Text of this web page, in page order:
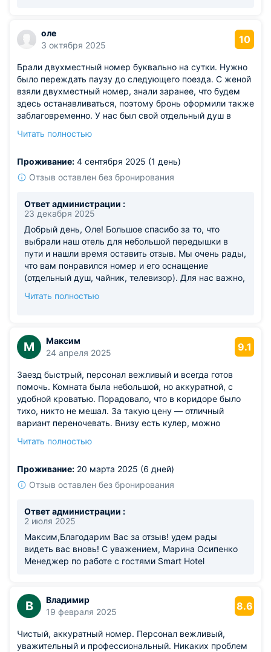
оле
3 октября 2025
10
Брали двухместный номер буквально на сутки. Нужно
было переждать паузу до следующего поезда. С женой
взяли двухместный номер, знали заранее, что будем
здесь останавливаться, поэтому бронь оформили также
заблаговременно. У нас был свой отдельный душ в
Конечно было немного шумно из-за того, что это вокзал.
Читать полностью
Проживание: 4 сентября 2025 (1 день)
Отзыв оставлен без бронирования
Ответ администрации :
23 декабря 2025
Добрый день, Оле! Большое спасибо за то, что
выбрали наш отель для небольшой передышки в
пути и нашли время оставить отзыв. Мы очень рады,
что вам понравился номер и его оснащение
(отдельный душ, чайник, телевизор). Для нас важно,
чувствовали себя комфортно и имели всё
преимущество для транзитных путешественников, а
с другой — накладывает некоторые особенности.
Мы стараемся минимизировать неудобства за счет
звукоизоляции окон, и мы рады, что вы это
отметили. Будем рады видеть вас с супругой снова,
если вновь окажетесь проездом в нашем городе! С
уважением, команда Smart Hotel
Читать полностью
М
Максим
24 апреля 2025
9.1
Заезд быстрый, персонал вежливый и всегда готов
помочь. Комната была небольшой, но аккуратной, с
удобной кроватью. Порадовало, что в коридоре было
тихо, никто не мешал. За такую цену — отличный
вариант переночевать. Внизу есть кулер, можно
Из недостатков: немного не хватило розеток у кровати,
Читать полностью
Проживание: 20 марта 2025 (6 дней)
Отзыв оставлен без бронирования
Ответ администрации :
2 июля 2025
Максим,Благодарим Вас за отзыв! удем рады
видеть вас вновь! С уважением, Марина Осипенко
Менеджер по работе с гостями Smart Hotel
В
Владимир
19 февраля 2025
8.6
Чистый, аккуратный номер. Персонал вежливый,
уважительный и профессиональный. Никаких проблем